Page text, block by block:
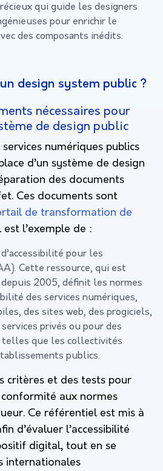
qui guide les designers
pour enrichir le
des composants inédits.
design system public ?
nécessaires pour
de design public
numériques publics
d’un système de design
des documents
Ces documents sont
de transformation de
est l’exemple de :
pour les
Cette ressource, qui est
2005, définit les normes
des services numériques,
des sites web, des progiciels,
privés ou pour des
telles que les collectivités
publics.
critères et des tests pour
aux normes
Ce référentiel est mis à
d’évaluer l’accessibilité
digital, tout en se
internationales